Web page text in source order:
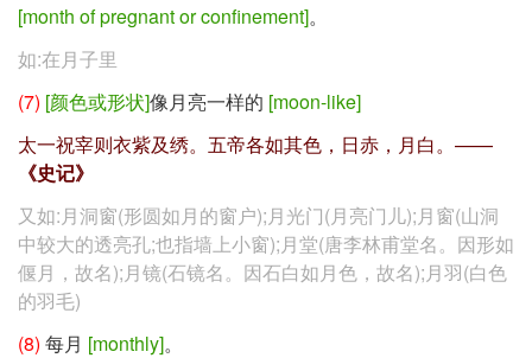
[month of pregnant or confinement]。
如:在月子里
(7) [颜色或形状]像月亮一样的 [moon-like]
太一祝宰则衣紫及绣。五帝各如其色，日赤，月白。——
《史记》
又如:月洞窗(形圆如月的窗户);月光门(月亮门儿);月窗(山洞
中较大的透亮孔;也指墙上小窗);月堂(唐李林甫堂名。因形如
偃月，故名);月镜(石镜名。因石白如月色，故名);月羽(白色
的羽毛)
(8) 每月 [monthly]。